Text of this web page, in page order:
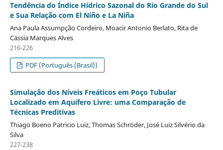
Tendência do Índice Hídrico Sazonal do Rio Grande do Sul
e Sua Relação com El Niño e La Niña
Ana Paula Assumpção Cordeiro, Moacir Antonio Berlato, Rita de
Cássia Marques Alves
216-226
PDF (Português (Brasil))
Simulação dos Níveis Freáticos em Poço Tubular
Localizado em Aquífero Livre: uma Comparação de
Técnicas Preditivas
Thiago Boeno Patricio Luiz, Thomas Schröder, José Luiz Silvério da
Silva
227-238